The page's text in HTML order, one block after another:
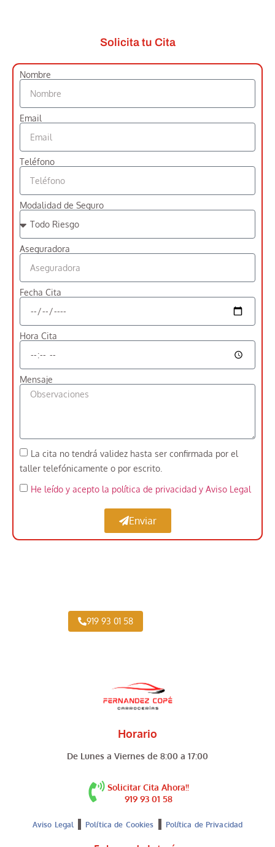
Solicita tu Cita
Nombre
Email
Teléfono
Modalidad de Seguro
Aseguradora
Fecha Cita
Hora Cita
Mensaje
La cita no tendrá validez hasta ser confirmada por el
taller telefónicamente o por escrito.
He leído y acepto la política de privacidad y Aviso Legal
Enviar
919 93 01 58
Horario
De Lunes a Viernes de 8:00 a 17:00
Solicitar Cita Ahora!!
919 93 01 58
Aviso Legal Política de Cookies Política de Privacidad